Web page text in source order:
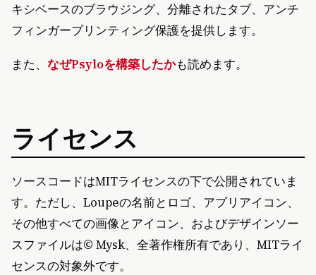
キシベースのブラウジング、分離されたタブ、アンチ
フィンガープリンティング保護を提供します。
また、 なぜPsyloを構築したかも読めます。
ライセンス
ソースコードはMITライセンスの下で公開されていま
す。ただし、Loupeの名前とロゴ、アプリアイコン、
その他すべての画像とアイコン、およびデザインソー
スファイルは© Mysk、全著作権所有であり、MITライ
センスの対象外です。